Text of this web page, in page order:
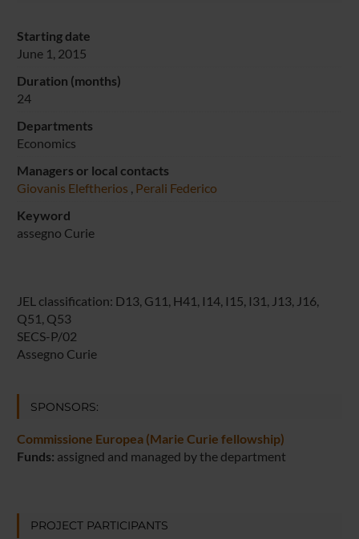
Starting date
June 1, 2015
Duration (months)
24
Departments
Economics
Managers or local contacts
Giovanis Eleftherios , Perali Federico
Keyword
assegno Curie
JEL classification: D13, G11, H41, I14, I15, I31, J13, J16,
Q51, Q53
SECS-P/02
Assegno Curie
SPONSORS:
Commissione Europea (Marie Curie fellowship)
Funds: assigned and managed by the department
PROJECT PARTICIPANTS